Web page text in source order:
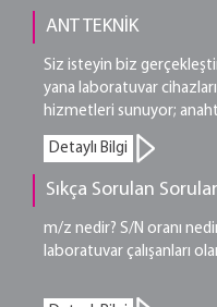
ANT TEKNİK
Siz isteyin biz
yana laboratuvar
hizmetleri sunuyor;
Detaylı Bilgi
Sıkça Sorulan Sorular
m/z nedir? S/N oranı
laboratuvar çalışanları